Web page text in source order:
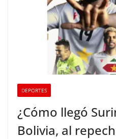
DEPORTES
¿Cómo llegó
Bolivia, al